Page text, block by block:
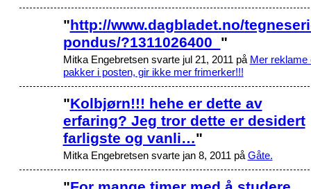
"http://www.dagbladet.no/
pondus/?1311026400 "
Mitka Engebretsen svarte jul 21, 2011 på Mer reklame
pakker i posten, gir ikke mer frimerker!!!
"Kolbjørn!!! hehe er dette av
erfaring? Jeg tror dette er desidert
farligste og vanli…"
Mitka Engebretsen svarte jan 8, 2011 på Gåte.